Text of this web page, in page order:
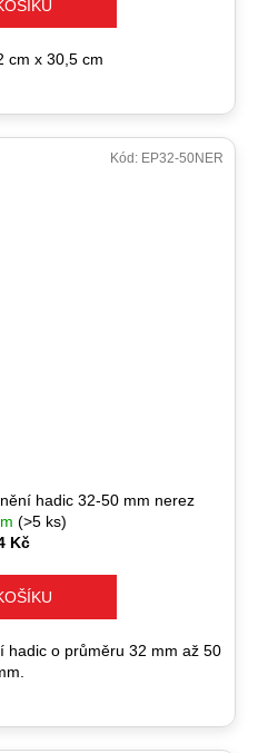
cm x 30,5 cm
hadic 32-50 mm nerez
(>5 ks)
Kč
hadic o průměru 32 mm až 50
Kód: EP32-50NER